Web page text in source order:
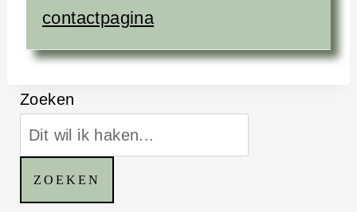
contactpagina
Zoeken
ZOEKEN